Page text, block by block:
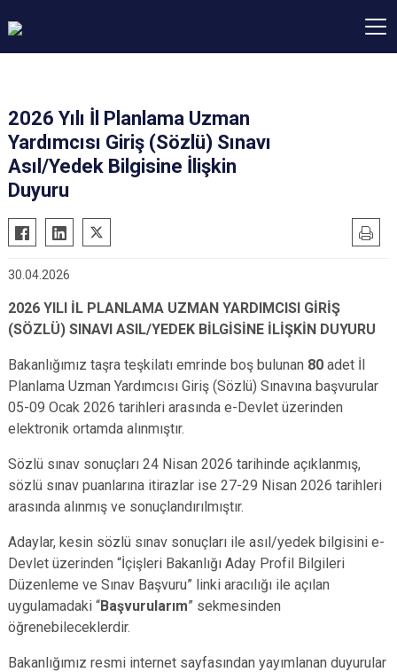
2026 Yılı İl Planlama Uzman
Yardımcısı Giriş (Sözlü) Sınavı
Asıl/Yedek Bilgisine İlişkin
Duyuru
30.04.2026
2026 YILI İL PLANLAMA UZMAN YARDIMCISI GİRİŞ
(SÖZLÜ) SINAVI ASIL/YEDEK BİLGİSİNE İLİŞKİN DUYURU
Bakanlığımız taşra teşkilatı emrinde boş bulunan 80 adet İl
Planlama Uzman Yardımcısı Giriş (Sözlü) Sınavına başvurular
05-09 Ocak 2026 tarihleri arasında e-Devlet üzerinden
elektronik ortamda alınmıştır.
Sözlü sınav sonuçları 24 Nisan 2026 tarihinde açıklanmış,
sözlü sınav puanlarına itirazlar ise 27-29 Nisan 2026 tarihleri
arasında alınmış ve sonuçlandırılmıştır.
Adaylar, kesin sözlü sınav sonuçları ile asıl/yedek bilgisini e-
Devlet üzerinden “İçişleri Bakanlığı Aday Profil Bilgileri
Düzenleme ve Sınav Başvuru” linki aracılığı ile açılan
uygulamadaki “Başvurularım” sekmesinden
öğrenebileceklerdir.
Bakanlığımız resmi internet sayfasından yayımlanan duyurular